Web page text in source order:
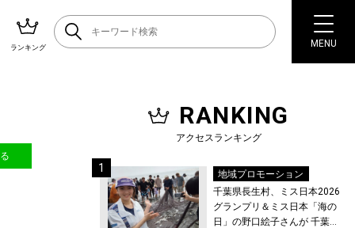
ランキング MENU
RANKING
アクセスランキング
地域プロモーション
千葉県長生村、ミス日本2026
グランプリ＆ミス日本「海の
日」の野口絵子さんが 千葉県